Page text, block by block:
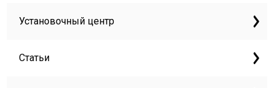
Установочный центр
Статьи